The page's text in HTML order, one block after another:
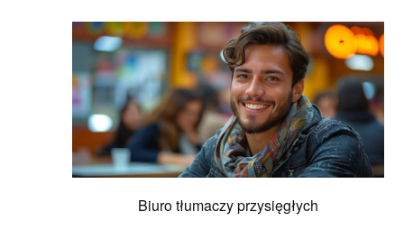
Biuro tłumaczy przysięgłych